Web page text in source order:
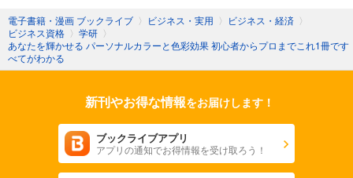
電子書籍・漫画 ブックライブ 〉 ビジネス・実用 〉 ビジネス・経済 〉
ビジネス資格 〉 学研 〉
あなたを輝かせる パーソナルカラーと色彩効果 初心者からプロまでこれ1冊です
べてがわかる
新刊やお得な情報をお届けします！
ブックライブアプリ
アプリの通知でお得情報を受け取ろう！